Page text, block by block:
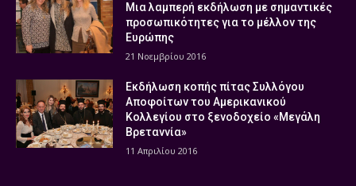
Μια λαμπερή εκδήλωση με σημαντικές
προσωπικότητες για το μέλλον της
Ευρώπης
21 Νοεμβρίου 2016
Εκδήλωση κοπής πίτας Συλλόγου
Αποφοίτων του Αμερικανικού
Κολλεγίου στο ξενοδοχείο «Μεγάλη
Βρεταννία»
11 Απριλίου 2016